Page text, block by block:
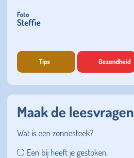
Foto
Steffie
Tips Gezondheid
Maak de leesvragen
Wat is een zonnesteek?
Een bij heeft je gestoken.